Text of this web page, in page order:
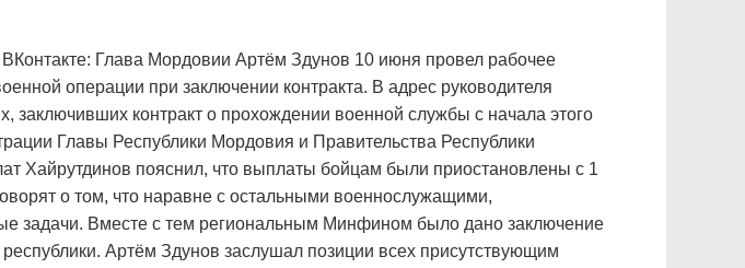
Глава Мордовии Артём Здунов 10 июня провел рабочее
операции при заключении контракта. В адрес руководителя
заключивших контракт о прохождении военной службы с начала этого
Главы Республики Мордовия и Правительства Республики
Хайрутдинов пояснил, что выплаты бойцам были приостановлены с 1
о том, что наравне с остальными военнослужащими,
задачи. Вместе с тем региональным Минфином было дано заключение
Артём Здунов заслушал позиции всех присутствующим